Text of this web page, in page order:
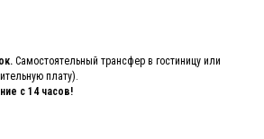
Самостоятельный трансфер в гостиницу или
плату).
с 14 часов!